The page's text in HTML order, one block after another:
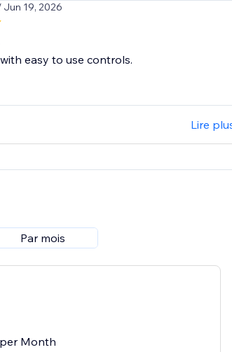
Jun 19, 2026
easy to use controls.
Lire
Par mois
Month